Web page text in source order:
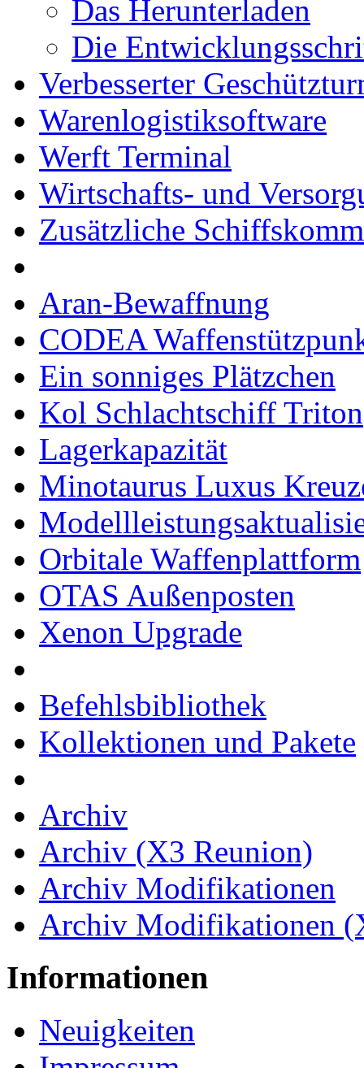
Das Herunterladen
Die
Verbesserter
Warenlogistiksoftware
Werft Terminal
Wirtschafts- und
Zusätzliche
Aran-Bewaffnung
CODEA
Ein sonniges Plätzchen
Kol Schlachtschiff Triton
Lagerkapazität
Minotaurus Luxus
Orbitale Waffenplattform
OTAS Außenposten
Xenon Upgrade
Befehlsbibliothek
Kollektionen und Pakete
Archiv
Archiv (X3 Reunion)
Archiv Modifikationen
Archiv Modifikationen
Informationen
Neuigkeiten